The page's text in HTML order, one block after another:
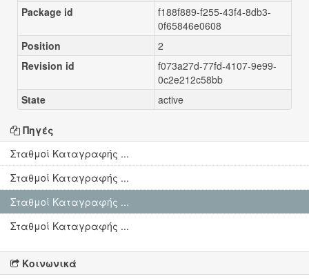
Package id
f188f889-f255-43f4-8db3-
0f65846e0608
Position
2
Revision id
f073a27d-77fd-4107-9e99-
0c2e212c58bb
State
active
Πηγές
Σταθμοί Καταγραφής ...
Σταθμοί Καταγραφής ...
Σταθμοί Καταγραφής ...
Σταθμοί Καταγραφής ...
Κοινωνικά